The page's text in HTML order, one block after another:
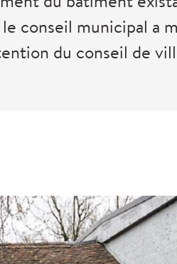
conseil municipal a
du conseil de